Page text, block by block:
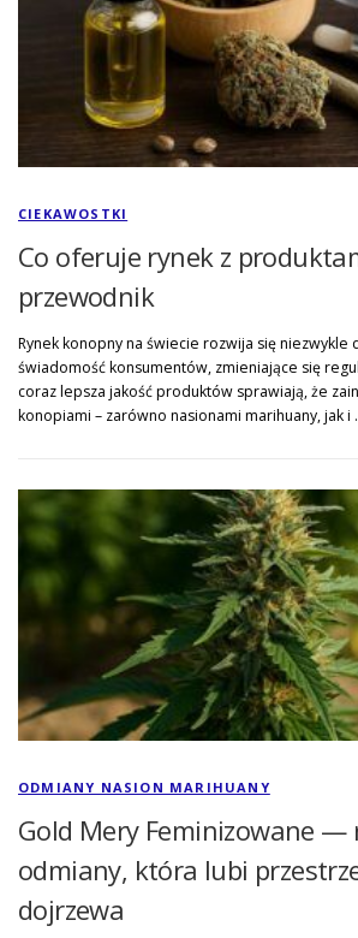
CIEKAWOSTKI
Co oferuje rynek z
przewodnik
Rynek konopny na świecie rozwija się niezwykle
świadomość konsumentów, zmieniające się
coraz lepsza jakość produktów sprawiają, że
konopiami – zarówno nasionami marihuany, jak i
ODMIANY NASION MARIHUANY
Gold Mery Feminizowane —
odmiany, która lubi
dojrzewa